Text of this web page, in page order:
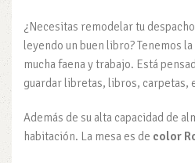
¿Necesitas remodelar tu
leyendo un buen libro? Tenemos
mucha faena y trabajo. Está
guardar libretas, libros, carpetas,
Además de su alta capacidad de
habitación. La mesa es de color